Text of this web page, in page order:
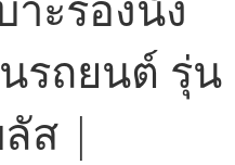
รถยนต์ รุ่น
ส |